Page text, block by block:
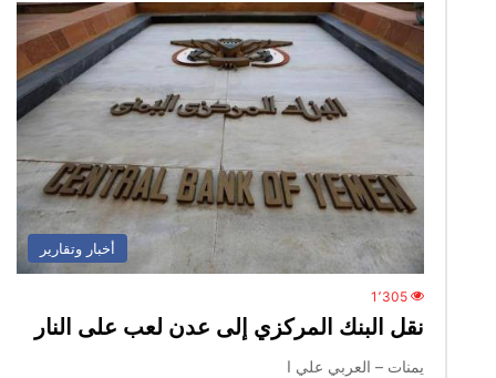
أخبار وتقارير
1٬305
نقل البنك المركزي إلى عدن لعب على النار
يمنات – العربي علي ا